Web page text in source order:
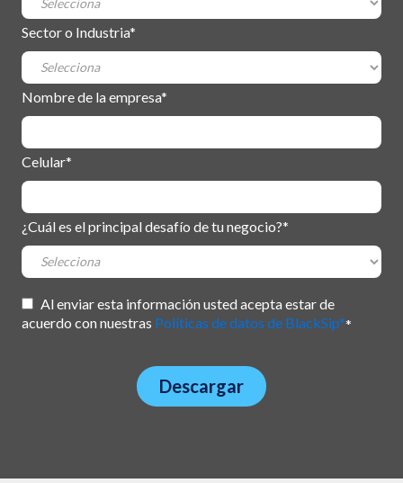
Sector o Industria*
Nombre de la empresa*
Celular*
¿Cuál es el principal desafío de tu negocio?*
Al enviar esta información usted acepta estar de
acuerdo con nuestras Políticas de datos de BlackSip**